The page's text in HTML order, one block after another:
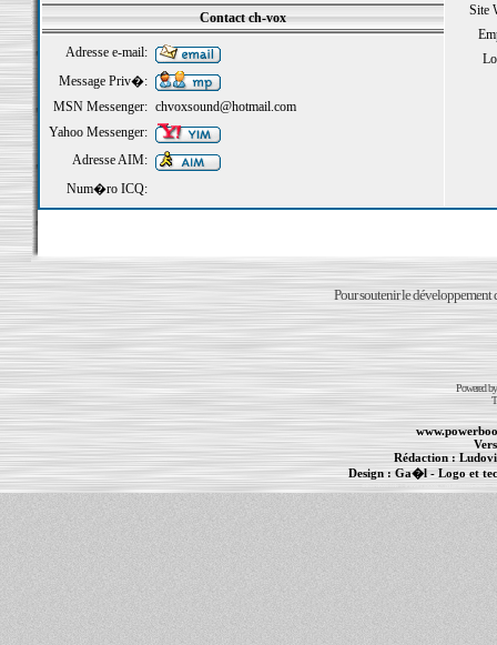
Site
Contact ch-vox
Adresse e-mail:
Message Priv�:
MSN Messenger: chvoxsound@hotmail.com
Yahoo Messenger:
Adresse AIM:
Num�ro ICQ:
Pour soutenir le développement
Powered
Rédaction :
Design : Ga�l - Logo et
PowerBook-